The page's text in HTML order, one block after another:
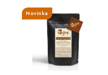
Novinka